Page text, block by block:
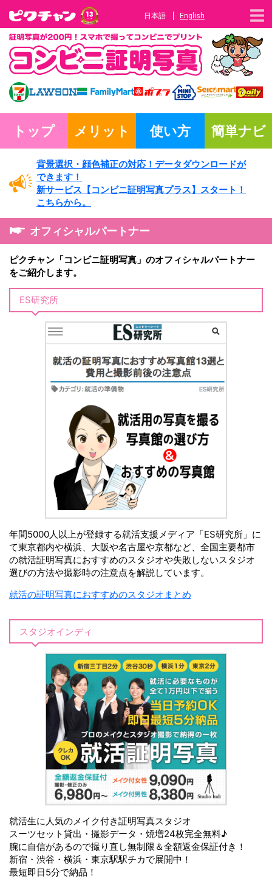
日本語 English
トップ メリット 使い方 簡単ナビ
背景選択・ 顔色補正の対応！ データダウンロードが
できます！
新サービス 【コンビニ証明写真プラス】
スタート！
こちらから。
オフィシャルパートナー
ピクチャン「コンビニ証明写真」のオフィシャルパートナー
をご紹介します。
ES研究所
年間5000人以上が登録する就活支援メディア「ES研究所」に
て東京都内や横浜、大阪や名古屋や京都など、全国主要都市
の就活証明写真におすすめのスタジオや失敗しないスタジオ
選びの方法や撮影時の注意点を解説しています。
就活の証明写真におすすめのスタジオまとめ
スタジオインディ
就活生に人気のメイク付き証明写真スタジオ
スーツセット貸出・撮影データ・焼増24枚完全無料♪
腕に自信があるので撮り直し無制限＆全額返金保証付き！
新宿・渋谷・横浜・東京駅駅チカで展開中！
最短即日5分で納品！